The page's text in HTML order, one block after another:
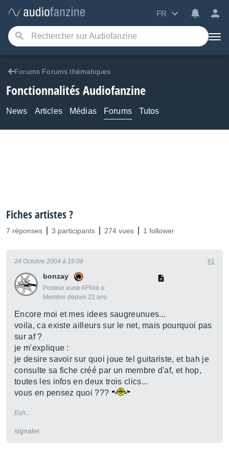
FR
Forums Forums thématiques
Fonctionnalités Audiofanzine
News Articles Médias Forums Tutos
Fiches artistes ?
7 réponses 3 participants 274 vues 1 follower
bonzay
Posteur·euse AFfolé·e
Membre depuis 22 ans
24 Octobre 2004 à 19:08 #1
Encore moi et mes idees saugreunues...
voila, ca existe ailleurs sur le net, mais pourquoi pas
sur af ?
je m'explique :
je desire savoir sur quoi joue tel guitariste, et bah je
consulte sa fiche créé par un membre d'af, et hop,
toutes les infos en deux trois clics...
vous en pensez quoi ???
Euh...
signaler